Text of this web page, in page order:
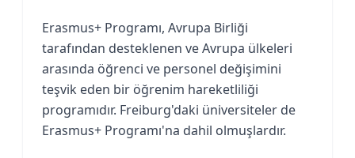
Erasmus+ Programı, Avrupa Birliği
tarafından desteklenen ve Avrupa ülkeleri
arasında öğrenci ve personel değişimini
teşvik eden bir öğrenim hareketliliği
programıdır. Freiburg'daki üniversiteler de
Erasmus+ Programı'na dahil olmuşlardır.